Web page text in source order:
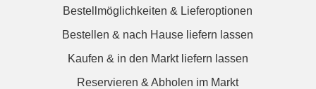
Bestellmöglichkeiten & Lieferoptionen
Bestellen & nach Hause liefern lassen
Kaufen & in den Markt liefern lassen
Reservieren & Abholen im Markt